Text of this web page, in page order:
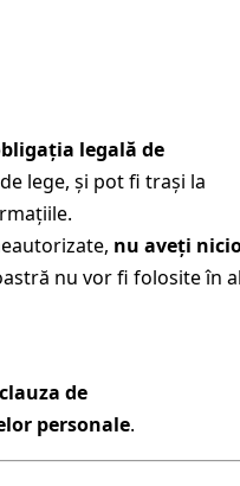
legală de
lege, și pot fi trași la
nu aveți
nu vor fi folosite în
clauza de
personale.